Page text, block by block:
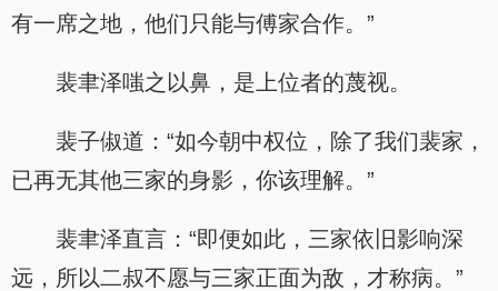
有一席之地，他们只能与傅家合作。”
裴聿泽嗤之以鼻，是上位者的蔑视。
裴子俶道：“如今朝中权位，除了我们裴家，
已再无其他三家的身影，你该理解。”
裴聿泽直言：“即便如此，三家依旧影响深
远，所以二叔不愿与三家正面为敌，才称病。”